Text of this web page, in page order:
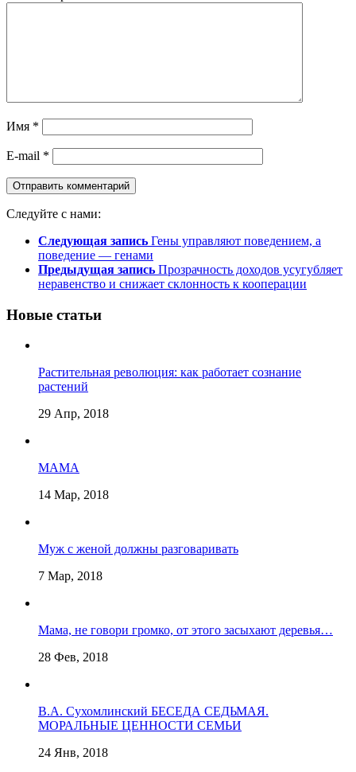
Имя *
E-mail *
Следуйте с нами:
Следующая запись Гены управляют поведением, а
поведение — генами
Предыдущая запись Прозрачность доходов усугубляет
неравенство и снижает склонность к кооперации
Новые статьи
Растительная революция: как работает сознание
растений
29 Апр, 2018
МАМА
14 Мар, 2018
Муж с женой должны разговаривать
7 Мар, 2018
Мама, не говори громко, от этого засыхают деревья…
28 Фев, 2018
В.А. Сухомлинский БЕСЕДА СЕДЬМАЯ.
МОРАЛЬНЫЕ ЦЕННОСТИ СЕМЬИ
24 Янв, 2018